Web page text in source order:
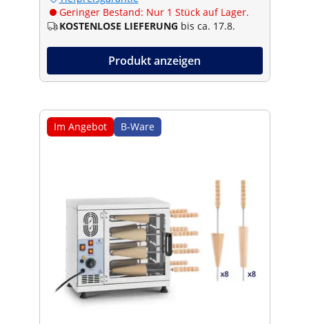
Geringer Bestand: Nur 1 Stück auf Lager.
KOSTENLOSE LIEFERUNG bis ca. 17.8.
Produkt anzeigen
Im Angebot B-Ware